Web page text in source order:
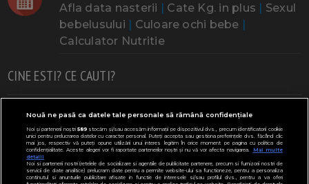
Afla data nasterii | Cate Kg. in plus | Sexul
bebelusului | Culoare ochi bebe |
Calculator Nutritie
CINE ESTI? CE CAUTI?
Doresc un copil Adoptia Probleme cu sarcina
Urmeaza sa nasc Probleme alaptare Bebe plange
Bebe febra Caut bona Cresa, Gradinta
Mergem la scoala Copil bolnav Copii cu nevoi speciale
Nouă ne pasă ca datele tale personale să rămână confidențiale
Noi și partenerii noștri589stocăm și/sau accesăm informații pe dispozitivul dvs., precum identificatorii cookie
unici pentru prelucrarea datelor cu caracter personal. Puteți accepta sau gestiona preferințele dvs. făcând clic
mai jos, respectiv vă puteți opune utilizării unui interes legitim în orice moment pe pagina cu politica de
confidențialitate. Aceste alegeri vor fi raportate partenerilor noștri și nu vă vor afecta navigarea.
Mai multe
detalii
Noi si partenerii nostri (retelele de socializare si agentiile de publicitate partenere, precum si furnizorii nostri de
servicii de date analitice) prelucram date pentru a permite website-ului sa functioneze, pentru a personaliza
continutul si anunturile publicitare afisate in functie de interesele si/sau profilul dvs., pentru a va oferi